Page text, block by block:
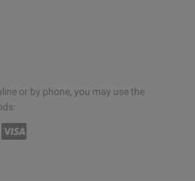
or by phone, you may use the